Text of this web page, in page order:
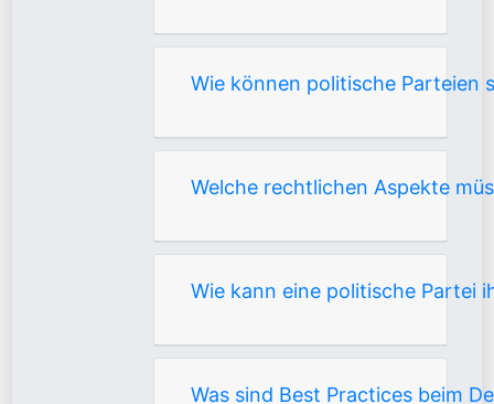
Wie können politische Parteien
Welche rechtlichen Aspekte
Wie kann eine politische Partei
Was sind Best Practices beim